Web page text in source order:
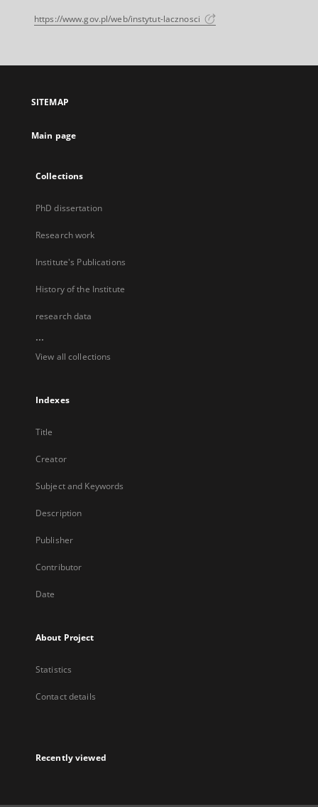
https://www.gov.pl/web/instytut-lacznosci
SITEMAP
Main page
Collections
PhD dissertation
Research work
Institute's Publications
History of the Institute
research data
...
View all collections
Indexes
Title
Creator
Subject and Keywords
Description
Publisher
Contributor
Date
About Project
Statistics
Contact details
Recently viewed